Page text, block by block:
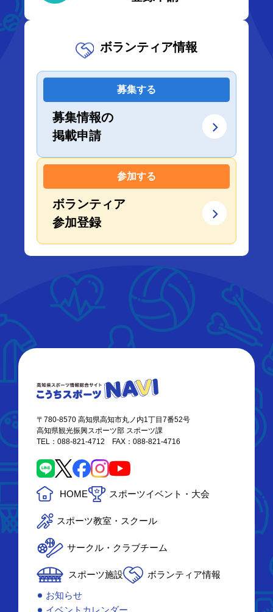
ボランティア情報
募集する
募集情報の
掲載申請
参加する
ボランティア
参加登録
〒780-8570 高知県高知市丸ノ内1丁目7番52号
高知県観光振興スポーツ部 スポーツ課
TEL：088-821-4712 FAX：088-821-4716
HOME スポーツイベント・大会
スポーツ教室・スクール
サークル・クラブチーム
スポーツ施設
ボランティア情報
お知らせ